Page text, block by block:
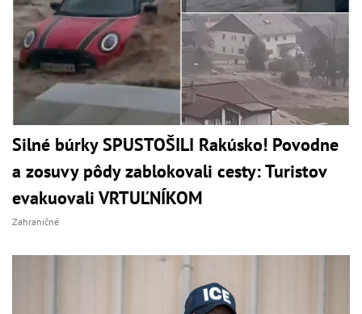
Silné búrky SPUSTOŠILI Rakúsko! Povodne
a zosuvy pôdy zablokovali cesty: Turistov
evakuovali VRTUĽNÍKOM
Zahraničné